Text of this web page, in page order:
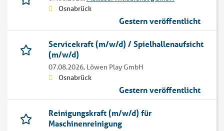
Osnabrück
Gestern veröffentlicht
Servicekraft (m/w/d) / Spielhallenaufsicht
(m/w/d)
07.08.2026, Löwen Play GmbH
Osnabrück
Gestern veröffentlicht
Reinigungskraft (m/w/d) für
Maschinenreinigung